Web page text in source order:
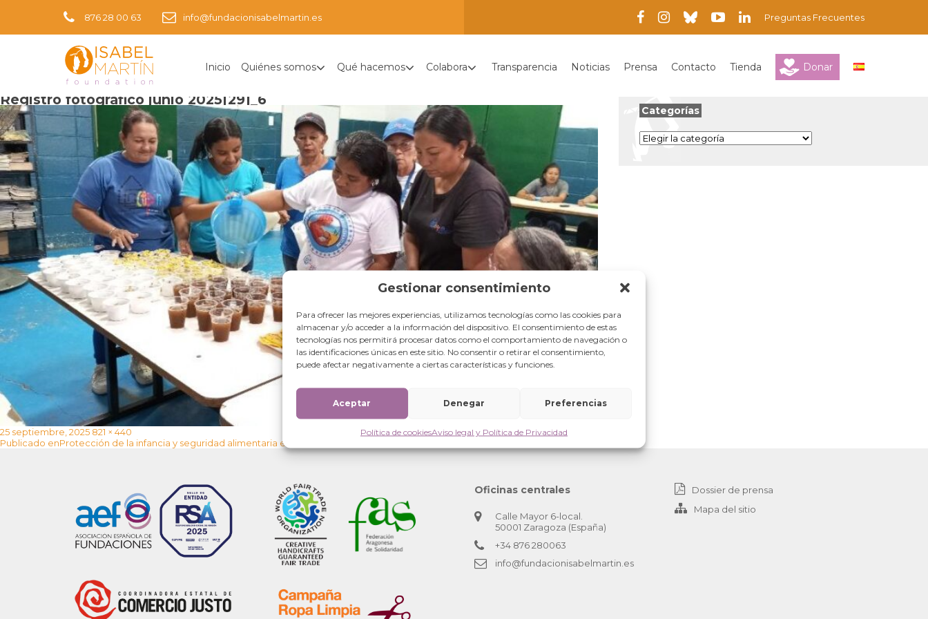
Gestionar consentimiento
Para ofrecer las mejores experiencias, utilizamos tecnologías como las cookies para
almacenar y/o acceder a la información del dispositivo. El consentimiento de estas
tecnologías nos permitirá procesar datos como el comportamiento de navegación o
las identificaciones únicas en este sitio. No consentir o retirar el consentimiento,
puede afectar negativamente a ciertas características y funciones.
Aceptar Denegar Preferencias
Política de cookiesAviso legal y Política de Privacidad
876 28 00 63 info@fundacionisabelmartin.es Preguntas Frecuentes
Inicio Quiénes somos Qué hacemos Colabora Transparencia Noticias Prensa Contacto Tienda Donar
Registro fotográfico junio 2025[29]_6
Publicado
el
25 septiembre, 2025 Tamaño
completo
821 × 440
Navegación
Publicado enProtección de la infancia y seguridad alimentaria en Venezuela
Categorías
Categorías
Oficinas centrales
Calle Mayor 6-local.
50001 Zaragoza (España)
+34 876 280063
info@fundacionisabelmartin.es
Dossier de prensa
Mapa del sitio